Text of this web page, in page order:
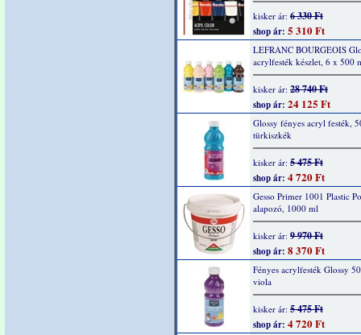
kisker ár: 6 330 Ft
shop ár: 5 310 Ft
LEFRANC BOURGEOIS
acrylfesték készlet, 6 x 500
kisker ár: 28 740 Ft
shop ár: 24 125 Ft
Glossy fényes acryl festék,
türkiszkék
kisker ár: 5 475 Ft
shop ár: 4 720 Ft
Gesso Primer 1001 Plastic
alapozó, 1000 ml
kisker ár: 9 970 Ft
shop ár: 8 370 Ft
Fényes acrylfesték Glossy
viola
kisker ár: 5 475 Ft
shop ár: 4 720 Ft